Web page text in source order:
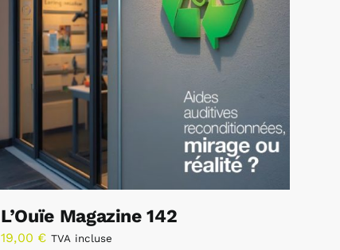
L’Ouïe Magazine 142
19,00 € TVA incluse